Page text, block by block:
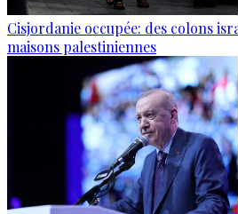
Cisjordanie occupée: des colons
maisons palestiniennes